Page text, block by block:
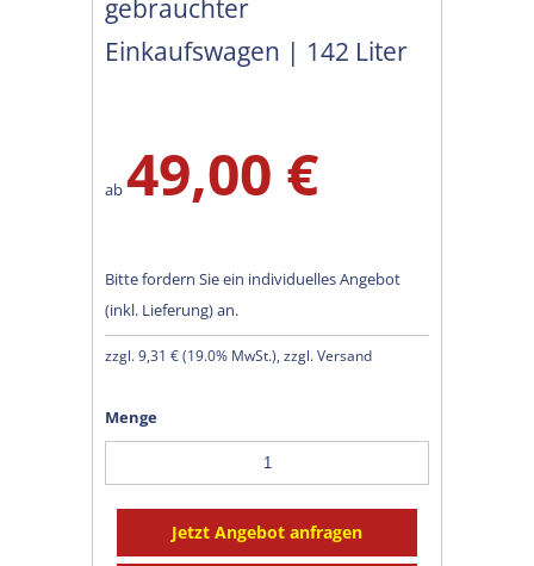
gebrauchter
Einkaufswagen | 142 Liter
ab49,00 €
Bitte fordern Sie ein individuelles Angebot
(inkl. Lieferung) an.
zzgl.9,31 € (19.0% MwSt.), zzgl. Versand
Menge